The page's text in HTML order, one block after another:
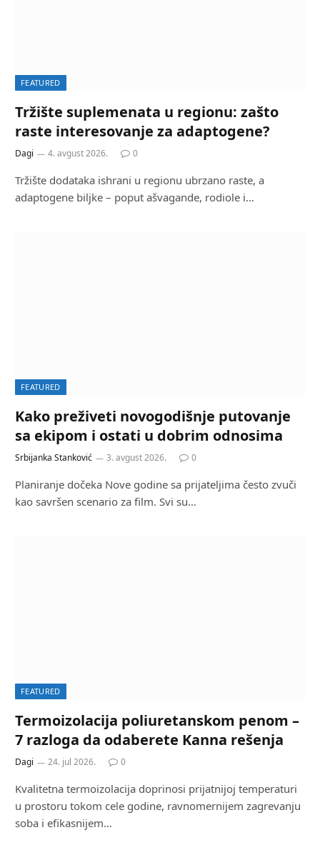
FEATURED
Tržište suplemenata u regionu: zašto
raste interesovanje za adaptogene?
Dagi 4. avgust 2026. 0
Tržište dodataka ishrani u regionu ubrzano raste, a
adaptogene biljke – poput ašvagande, rodiole i…
FEATURED
Kako preživeti novogodišnje putovanje
sa ekipom i ostati u dobrim odnosima
Srbijanka Stanković 3. avgust 2026. 0
Planiranje dočeka Nove godine sa prijateljima često zvuči
kao savršen scenario za film. Svi su…
FEATURED
Termoizolacija poliuretanskom penom –
7 razloga da odaberete Kanna rešenja
Dagi 24. jul 2026. 0
Kvalitetna termoizolacija doprinosi prijatnijoj temperaturi
u prostoru tokom cele godine, ravnomernijem zagrevanju
soba i efikasnijem…